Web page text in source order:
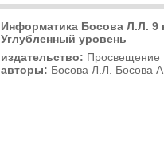
Информатика Босова Л.Л. 9
Углубленный уровень
издательство: Просвещение
авторы: Босова Л.Л. Босова